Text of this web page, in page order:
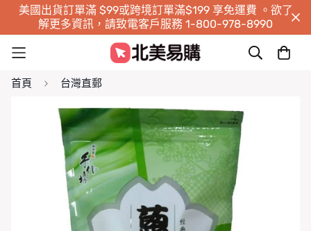
美國出貨訂單滿 $99或跨境訂單滿$199 享免運費 。欲了
解更多資訊，請致電客戶服務 1-800-978-8990
首頁 台灣直郵